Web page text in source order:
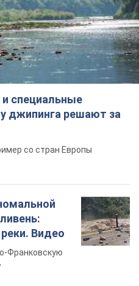
специальные
джипинга решают за
со стран Европы
Видео
Франковскую